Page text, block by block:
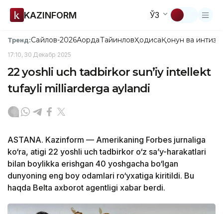
KAZINFORM ЎЗ
Тренд:Сайлов-2026АқордаТайинловҲодисаҚонун ва
17:10, 30 Декабр 2025
22 yoshli uch tadbirkor sun’iy intellekt
tufayli milliarderga aylandi
ASTANA. Kazinform — Amerikaning Forbes jurnaliga
ko‘ra, atigi 22 yoshli uch tadbirkor o‘z sa’y-harakatlari
bilan boylikka erishgan 40 yoshgacha bo‘lgan
dunyoning eng boy odamlari ro‘yxatiga kiritildi. Bu
haqda Belta axborot agentligi xabar berdi.